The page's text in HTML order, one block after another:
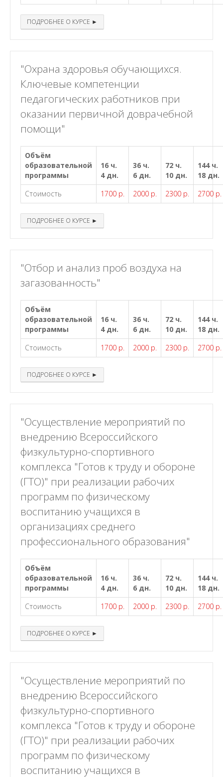
ПОДРОБНЕЕ О КУРСЕ ►
"Охрана здоровья обучающихся.
Ключевые компетенции
педагогических работников при
оказании первичной доврачебной
помощи"
Объём
образовательной
программы
16 ч.
4 дн.
36 ч.
6 дн.
72 ч.
10 дн.
144 ч.
18 дн.
Стоимость
1700 р. 2000 р. 2300 р. 2700 р.
ПОДРОБНЕЕ О КУРСЕ ►
"Отбор и анализ проб воздуха на
загазованность"
Объём
образовательной
программы
16 ч.
4 дн.
36 ч.
6 дн.
72 ч.
10 дн.
144 ч.
18 дн.
Стоимость
1700 р. 2000 р. 2300 р. 2700 р.
ПОДРОБНЕЕ О КУРСЕ ►
"Осуществление мероприятий по
внедрению Всероссийского
физкультурно-спортивного
комплекса "Готов к труду и обороне
(ГТО)" при реализации рабочих
программ по физическому
воспитанию учащихся в
организациях среднего
профессионального образования"
Объём
образовательной
программы
16 ч.
4 дн.
36 ч.
6 дн.
72 ч.
10 дн.
144 ч.
18 дн.
Стоимость
1700 р. 2000 р. 2300 р. 2700 р.
ПОДРОБНЕЕ О КУРСЕ ►
"Осуществление мероприятий по
внедрению Всероссийского
физкультурно-спортивного
комплекса "Готов к труду и обороне
(ГТО)" при реализации рабочих
программ по физическому
воспитанию учащихся в